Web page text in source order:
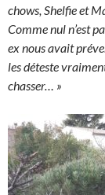
chows, Shelfie et
Comme nul n’est
ex nous avait
les déteste
chasser… »